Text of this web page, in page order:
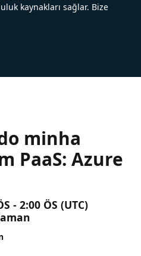
kaynakları sağlar. Bize
minha
PaaS: Azure
- 2:00 ÖS (UTC)